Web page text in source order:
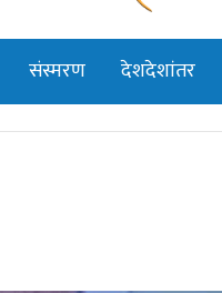
संस्मरण देशदेशांतर